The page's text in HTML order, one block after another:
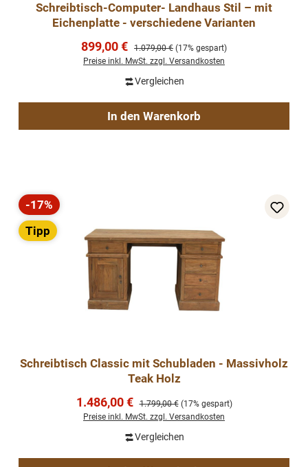
Schreibtisch-Computer- Landhaus Stil – mit
Eichenplatte - verschiedene Varianten
Verkaufspreis:
899,00 € Regulärer Preis:
1.079,00 € (17% gespart)
Preise inkl. MwSt. zzgl. Versandkosten
Vergleichen
In den Warenkorb
Rabatt
-17%
Tipp
Schreibtisch Classic mit Schubladen - Massivholz
Teak Holz
Verkaufspreis:
1.486,00 € Regulärer Preis:
1.799,00 € (17% gespart)
Preise inkl. MwSt. zzgl. Versandkosten
Vergleichen